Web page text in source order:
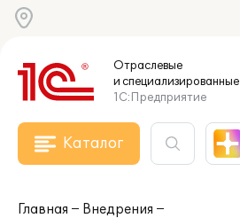
Отраслевые
и специализированные
1С:Предприятие
Каталог
Главная
Внедрения